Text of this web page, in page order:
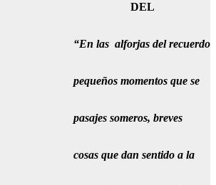
DEL
“En las alforjas del recuerdo
pequeños momentos que se
pasajes someros, breves
cosas que dan sentido a la